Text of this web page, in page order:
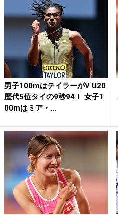
男子100mはテイラーがV U20
歴代5位タイの9秒94！ 女子1
00mはミア・...